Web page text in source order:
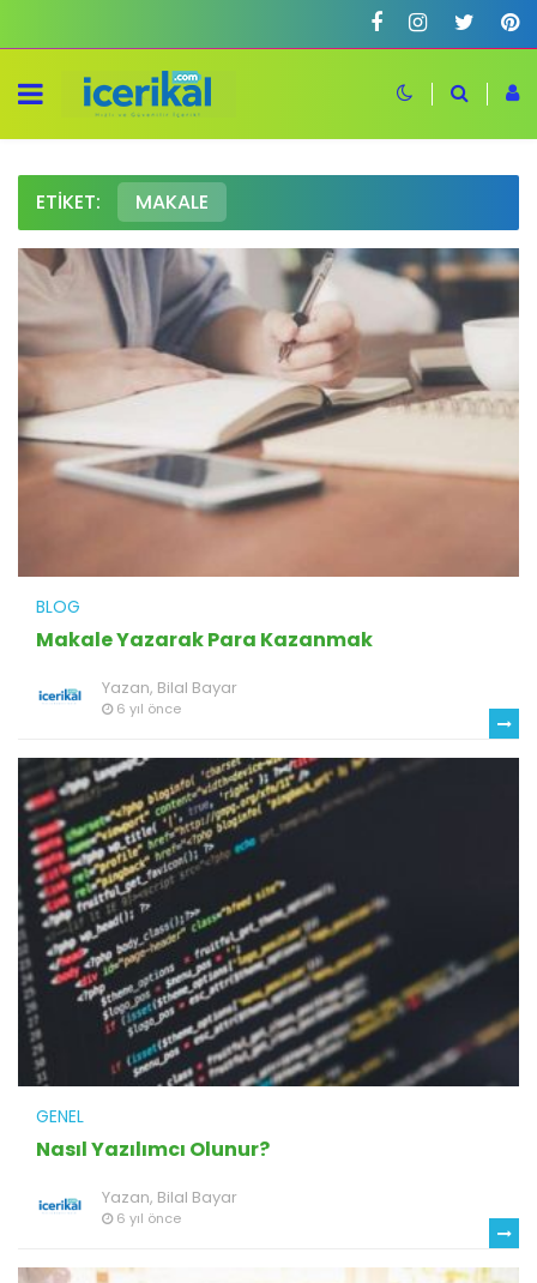
ETIKET: MAKALE
BLOG
Makale Yazarak Para Kazanmak
Yazan, Bilal Bayar
6 yıl önce
GENEL
Nasıl Yazılımcı Olunur?
Yazan, Bilal Bayar
6 yıl önce